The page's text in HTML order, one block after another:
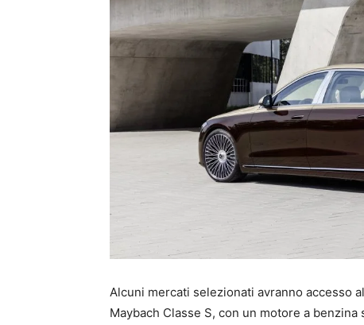
Alcuni mercati selezionati avranno accesso
Maybach Classe S, con un motore a